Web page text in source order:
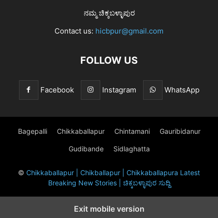
ನಮ್ಮ ಚಿಕ್ಕಬಳ್ಳಾಪುರ
Contact us: hicbpur@gmail.com
FOLLOW US
Facebook Instagram WhatsApp
Bagepalli Chikkaballapur Chintamani Gauribidanur
Gudibande Sidlaghatta
© Chikkaballapur | Chikballapur | Chikkaballapura Latest
Breaking New Stories | ಚಿಕ್ಕಬಳ್ಳಾಪುರ ಸುದ್ದಿ
Exit mobile version